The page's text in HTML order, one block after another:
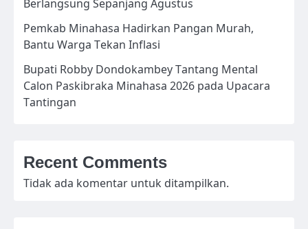
Berlangsung Sepanjang Agustus
Pemkab Minahasa Hadirkan Pangan Murah,
Bantu Warga Tekan Inflasi
Bupati Robby Dondokambey Tantang Mental
Calon Paskibraka Minahasa 2026 pada Upacara
Tantingan
Recent Comments
Tidak ada komentar untuk ditampilkan.